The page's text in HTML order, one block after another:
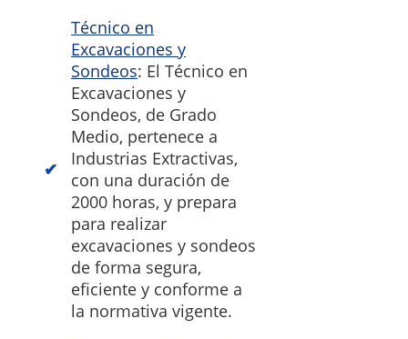
Técnico en
Excavaciones y
Sondeos: El Técnico en
Excavaciones y
Sondeos, de Grado
Medio, pertenece a
Industrias Extractivas,
con una duración de
2000 horas, y prepara
para realizar
excavaciones y sondeos
de forma segura,
eficiente y conforme a
la normativa vigente.